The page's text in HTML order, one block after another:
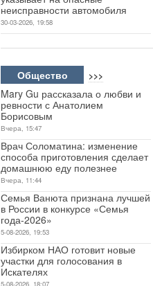
неисправности автомобиля
30-03-2026, 19:58
Общество >>>
Mary Gu рассказала о любви и
ревности с Анатолием
Борисовым
Вчера, 15:47
Врач Соломатина: изменение
способа приготовления сделает
домашнюю еду полезнее
Вчера, 11:44
Семья Ванюта признана лучшей
в России в конкурсе «Семья
года-2026»
5-08-2026, 19:53
Избирком НАО готовит новые
участки для голосования в
Искателях
5-08-2026, 18:07